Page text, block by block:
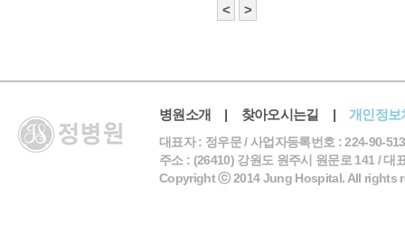
< >
병원소개 | 찾아오시는길 | 개인정보
대표자 : 정우문 / 사업자등록번호 : 224-90-
주소 : (26410) 강원도 원주시 원문로 141 / 대
Copyright ⓒ 2014 Jung Hospital. All rights